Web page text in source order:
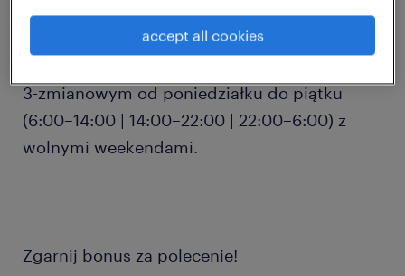
umiejętności czytania rysunku technicznego
oraz obsługi narzędzi pomiarowych.
3-zmianowym od poniedziałku do piątku
(6:00–14:00 | 14:00–22:00 | 22:00–6:00) z
wolnymi weekendami.
Zgarnij bonus za polecenie!
accept all cookies